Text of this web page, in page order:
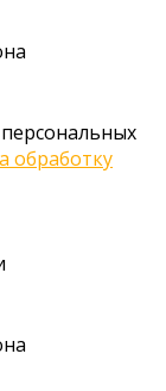
обработку